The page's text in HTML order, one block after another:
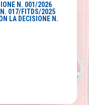
N. 001/2026
N. 017/FITDS/2025
LA DECISIONE N.